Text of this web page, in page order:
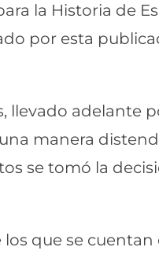
la Historia de
por esta
llevado adelante
manera
se tomó la
que se cuentan